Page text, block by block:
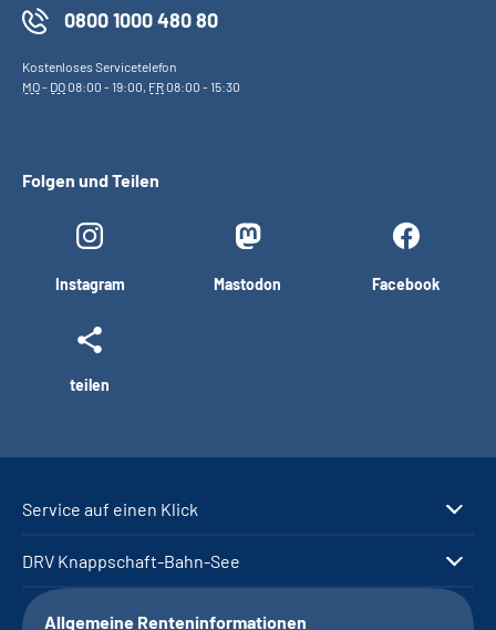
0800 1000 480 80
Kostenloses Servicetelefon
MO- DO08:00 - 19:00, FR08:00 - 15:30
Folgen und Teilen
Instagram Mastodon Facebook
teilen
Service auf einen Klick
DRV Knappschaft-Bahn-See
Allgemeine Renteninformationen